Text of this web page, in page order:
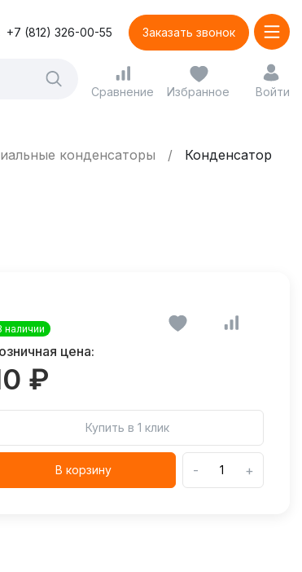
+7 (812) 326-00-55 Заказать звонок
Сравнение Избранное Войти
конденсаторы
Конденсатор
наличии
цена:
₽
Купить в 1 клик
В корзину - +